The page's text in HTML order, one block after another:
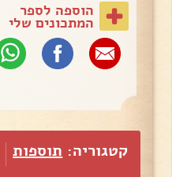
הוספה לספר
המתכונים שלי
קטגוריה:תוספות